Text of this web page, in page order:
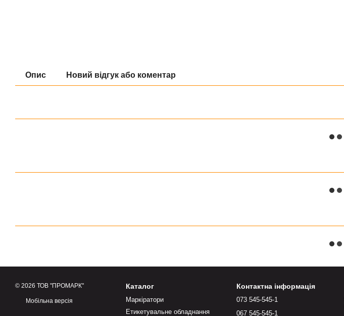
Опис Новий відгук або коментар
© 2026 ТОВ "ПРОМАРК"
Мобільна версія
Каталог
Маркіратори
Етикетувальне обладнання
Контактна інформація
073 545-545-1
067 545-545-1